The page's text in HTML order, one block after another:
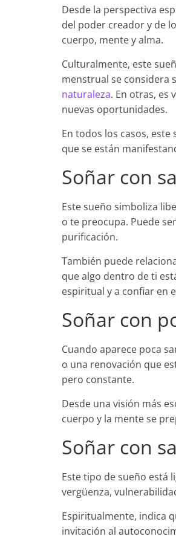
Desde la perspectiva
del poder creador y de
cuerpo, mente y alma.
Culturalmente, este
menstrual se considera
naturaleza. En otras, es
nuevas oportunidades.
En todos los casos,
que se están
Soñar con
Este sueño simboliza
o te preocupa. Puede
purificación.
También puede
que algo dentro de ti
espiritual y a confiar en
Soñar con
Cuando aparece poca
o una renovación que
pero constante.
Desde una visión más
cuerpo y la mente se
Soñar con
Este tipo de sueño está
vergüenza,
Espiritualmente, indica
invitación al